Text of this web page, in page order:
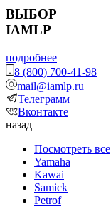
ВЫБОР
IAMLP
подробнее
8 (800) 700-41-98
mail@iamlp.ru
Телеграмм
Вконтакте
назад
Посмотреть все
Yamaha
Kawai
Samick
Petrof